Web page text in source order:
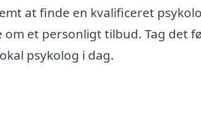
at finde en kvalificeret
et personligt tilbud. Tag det
psykolog i dag.